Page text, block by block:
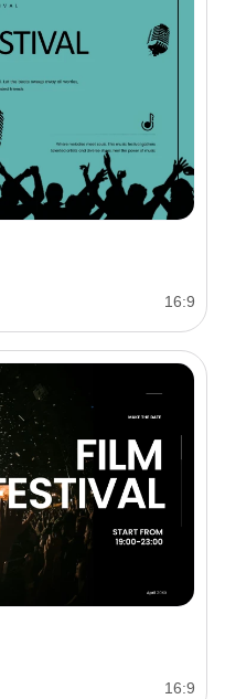
16:9
16:9